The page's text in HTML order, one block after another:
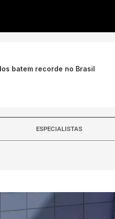
batem recorde no Brasil
ESPECIALISTAS